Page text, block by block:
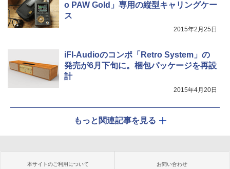
o PAW Gold」専用の縦型キャリングケー
ス
2015年2月25日
iFI-Audioのコンポ「Retro System」の
発売が6月下旬に。梱包パッケージを再設
計
2015年4月20日
もっと関連記事を見る
本サイトのご利用について お問い合わせ